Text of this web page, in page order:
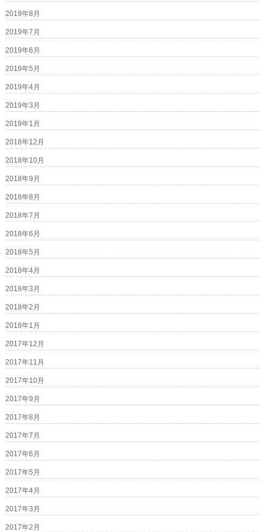
2019年8月
2019年7月
2019年6月
2019年5月
2019年4月
2019年3月
2019年1月
2018年12月
2018年10月
2018年9月
2018年8月
2018年7月
2018年6月
2018年5月
2018年4月
2018年3月
2018年2月
2018年1月
2017年12月
2017年11月
2017年10月
2017年9月
2017年8月
2017年7月
2017年6月
2017年5月
2017年4月
2017年3月
2017年2月